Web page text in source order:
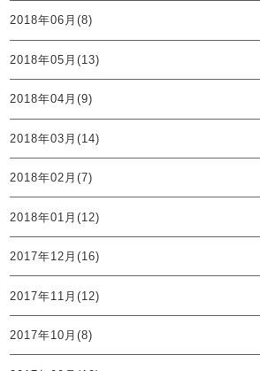
2018年06月(8)
2018年05月(13)
2018年04月(9)
2018年03月(14)
2018年02月(7)
2018年01月(12)
2017年12月(16)
2017年11月(12)
2017年10月(8)